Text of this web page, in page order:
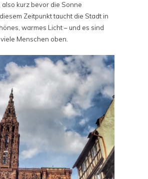
also kurz bevor die Sonne
Zeitpunkt taucht die Stadt in
warmes Licht – und es sind
Menschen oben.